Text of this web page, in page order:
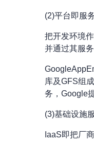
(2)平台即服
把开发环境
并通过其服
库及GFS组
务，Google
(3)基础设施
IaaS即把厂